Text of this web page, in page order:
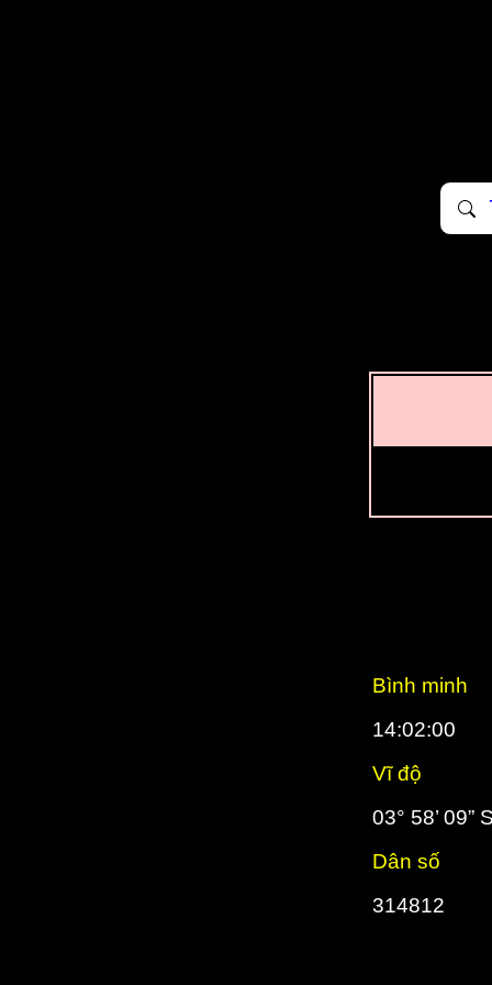
Bình minh
14:02:00
Vĩ độ
03° 58’ 09” S
Dân số
314812